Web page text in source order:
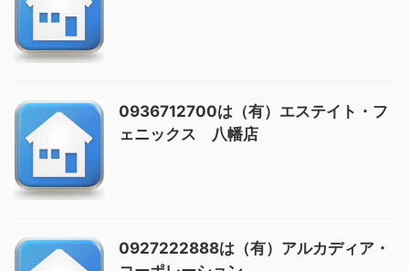
0936712700は（有）エステイト・フ
ェニックス 八幡店
0927222888は（有）アルカディア・